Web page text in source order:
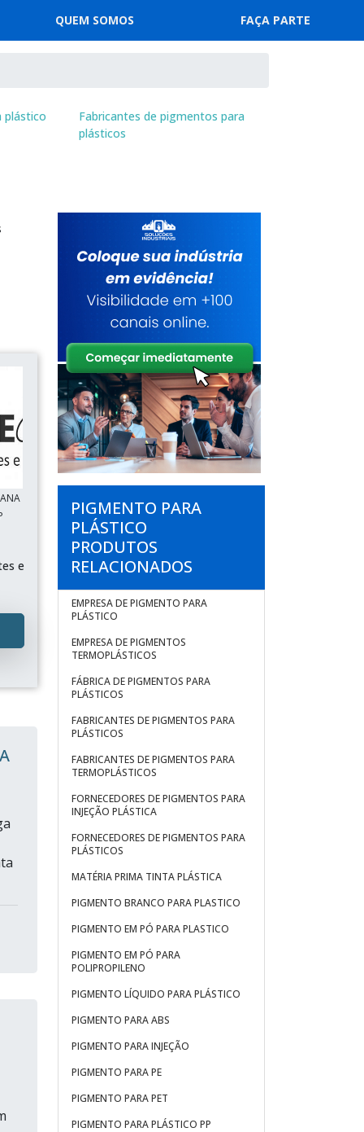
QUEM SOMOS FAÇA PARTE
plástico
Fabricantes de pigmentos para
plásticos
e
PIGMENTO PARA
PLÁSTICO
PRODUTOS
RELACIONADOS
EMPRESA DE PIGMENTO PARA
PLÁSTICO
EMPRESA DE PIGMENTOS
TERMOPLÁSTICOS
FÁBRICA DE PIGMENTOS PARA
PLÁSTICOS
FABRICANTES DE PIGMENTOS PARA
PLÁSTICOS
FABRICANTES DE PIGMENTOS PARA
TERMOPLÁSTICOS
FORNECEDORES DE PIGMENTOS PARA
INJEÇÃO PLÁSTICA
FORNECEDORES DE PIGMENTOS PARA
PLÁSTICOS
MATÉRIA PRIMA TINTA PLÁSTICA
PIGMENTO BRANCO PARA PLASTICO
PIGMENTO EM PÓ PARA PLASTICO
PIGMENTO EM PÓ PARA
POLIPROPILENO
PIGMENTO LÍQUIDO PARA PLÁSTICO
PIGMENTO PARA ABS
PIGMENTO PARA INJEÇÃO
PIGMENTO PARA PE
PIGMENTO PARA PET
PIGMENTO PARA PLÁSTICO PP